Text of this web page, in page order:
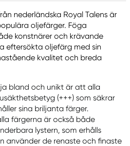
nederländska Royal Talens är
oljefärger. Föga
konstnärer och krävande
eftersökta oljefärg med sin
kvalitet och breda
bland och unikt är att alla
(+++) som säkrar
sina briljanta färger.
färgerna är också både
lystern, som erhålls
använder de renaste och finaste